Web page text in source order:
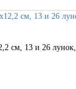
см, 13 и 26